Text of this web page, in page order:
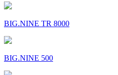
BIG.NINE TR 8000
BIG.NINE 500